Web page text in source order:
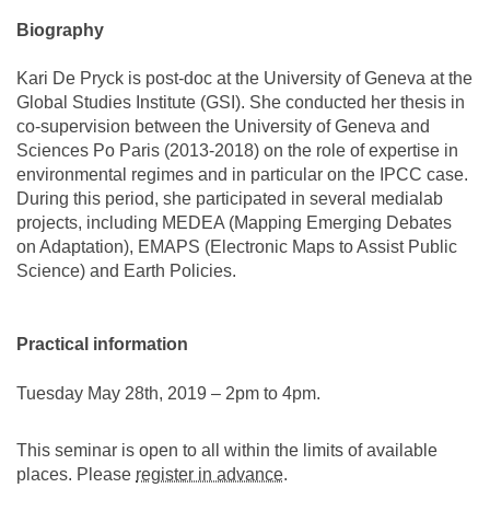
Biography
Kari De Pryck is post-doc at the University of Geneva at the
Global Studies Institute (GSI). She conducted her thesis in
co-supervision between the University of Geneva and
Sciences Po Paris (2013-2018) on the role of expertise in
environmental regimes and in particular on the IPCC case.
During this period, she participated in several medialab
projects, including MEDEA (Mapping Emerging Debates
on Adaptation), EMAPS (Electronic Maps to Assist Public
Science) and Earth Policies.
Practical information
Tuesday May 28th, 2019 – 2pm to 4pm.
This seminar is open to all within the limits of available
places. Please register in advance.